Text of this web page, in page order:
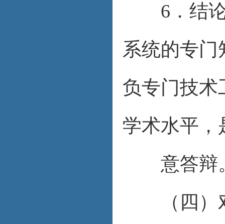
6．结论
系统的专
负专门技术
学术水平，
意答辩
（四）对